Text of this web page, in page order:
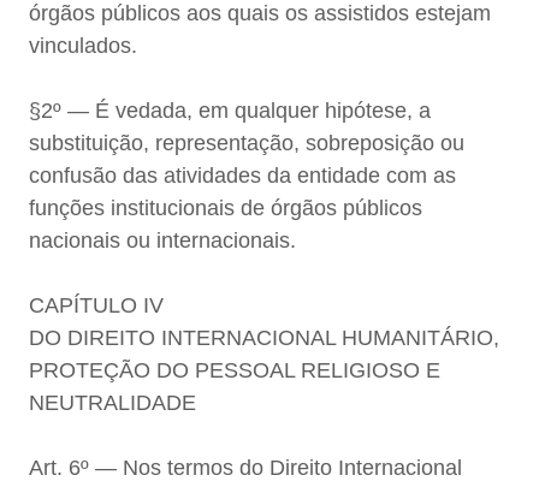
órgãos públicos aos quais os assistidos estejam
vinculados.
§2º — É vedada, em qualquer hipótese, a
substituição, representação, sobreposição ou
confusão das atividades da entidade com as
funções institucionais de órgãos públicos
nacionais ou internacionais.
CAPÍTULO IV
DO DIREITO INTERNACIONAL HUMANITÁRIO,
PROTEÇÃO DO PESSOAL RELIGIOSO E
NEUTRALIDADE
Art. 6º — Nos termos do Direito Internacional